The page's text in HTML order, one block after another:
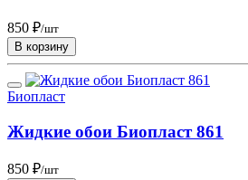
850 ₽/шт
В корзину
Биопласт
Жидкие обои Биопласт 861
850 ₽/шт